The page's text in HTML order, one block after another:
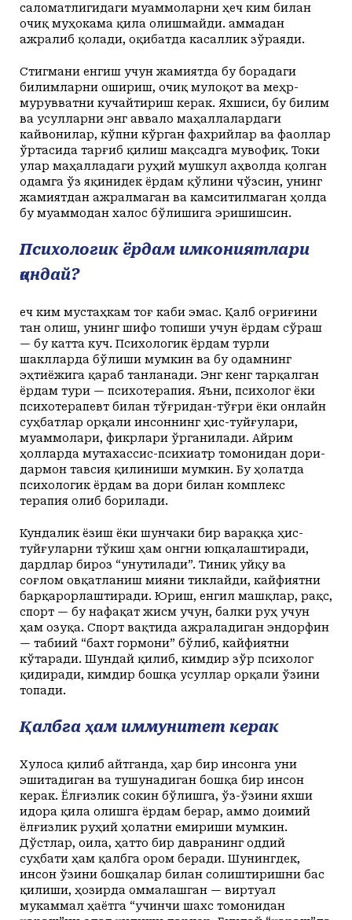
саломатлигидаги муаммоларни ҳеч ким билан
очиқ муҳокама қила олишмайди. Ҳаммадан
ажралиб қолади, оқибатда касаллик зўраяди.
Стигмани енгиш учун жамиятда бу борадаги
билимларни ошириш, очиқ мулоқот ва меҳр-
мурувватни кучайтириш керак. Яхшиси, бу билим
ва усулларни энг аввало маҳаллалардаги
кайвонилар, кўпни кўрган фахрийлар ва фаоллар
ўртасида тарғиб қилиш мақсадга мувофиқ. Токи
улар маҳалладаги руҳий мушкул аҳволда қолган
одамга ўз яқинидек ёрдам қўлини чўзсин, унинг
жамиятдан ажралмаган ва камситилмаган ҳолда
бу муаммодан халос бўлишига эришишсин.
Психологик ёрдам имкониятлари
қандай?
Ҳеч ким мустаҳкам тоғ каби эмас. Қалб оғриғини
тан олиш, унинг шифо топиши учун ёрдам сўраш
— бу катта куч. Психологик ёрдам турли
шаклларда бўлиши мумкин ва бу одамнинг
эҳтиёжига қараб танланади. Энг кенг тарқалган
ёрдам тури — психотерапия. Яъни, психолог ёки
психотерапевт билан тўғридан-тўғри ёки онлайн
суҳбатлар орқали инсоннинг ҳис-туйғулари,
муаммолари, фикрлари ўрганилади. Айрим
ҳолларда мутахассис-психиатр томонидан дори-
дармон тавсия қилиниши мумкин. Бу ҳолатда
психологик ёрдам ва дори билан комплекс
терапия олиб борилади.
Кундалик ёзиш ёки шунчаки бир вараққа ҳис-
туйғуларни тўкиш ҳам онгни юпқалаштиради,
дардлар бироз “унутилади”. Тиниқ уйқу ва
соғлом овқатланиш мияни тиклайди, кайфиятни
барқарорлаштиради. Юриш, енгил машқлар, рақс,
спорт — бу нафақат жисм учун, балки руҳ учун
ҳам озуқа. Спорт вақтида ажраладиган эндорфин
— табиий “бахт гормони” бўлиб, кайфиятни
кўтаради. Шундай қилиб, кимдир зўр психолог
қидиради, кимдир бошқа усуллар орқали ўзини
топади.
Қалбга ҳам иммунитет керак
Хулоса қилиб айтганда, ҳар бир инсонга уни
эшитадиган ва тушунадиган бошқа бир инсон
керак. Ёлғизлик сокин бўлишга, ўз-ўзини яхши
идора қила олишга ёрдам берар, аммо доимий
ёлғизлик руҳий ҳолатни емириши мумкин.
Дўстлар, оила, ҳатто бир давранинг оддий
суҳбати ҳам қалбга ором беради. Шунингдек,
инсон ўзини бошқалар билан солиштиришни бас
қилиши, ҳозирда оммалашган — виртуал
мукаммал ҳаётга “учинчи шахс томонидан